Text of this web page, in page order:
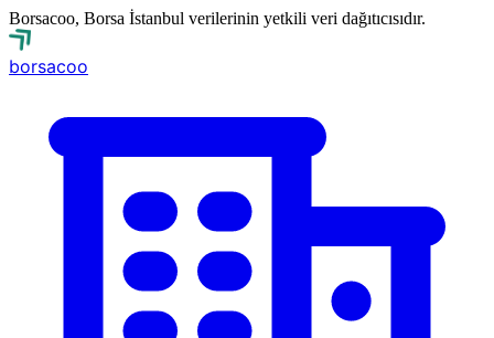
Borsacoo, Borsa İstanbul verilerinin yetkili veri dağıtıcısıdır.
borsacoo